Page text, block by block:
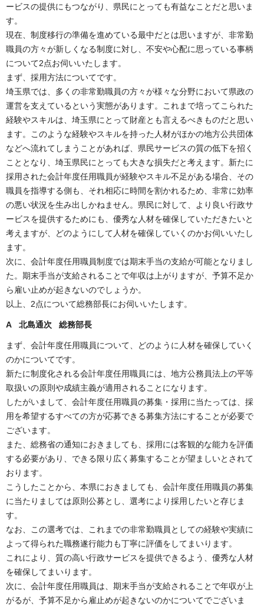
ービスの提供にもつながり、県民にとっても有益なことだと思いま
す。
現在、制度移行の準備を進めている最中だとは思いますが、非常勤
職員の方々が新しくなる制度に対し、不安や心配に思っている事柄
について2点お伺いいたします。
まず、採用方法についてです。
埼玉県では、多くの非常勤職員の方々が様々な分野において県政の
運営を支えているという実態があります。これまで培ってこられた
経験やスキルは、埼玉県にとって財産とも言えるべきものだと思い
ます。このような経験やスキルを持った人材がほかの地方公共団体
などへ流れてしまうことがあれば、県民サービスの質の低下を招く
こととなり、埼玉県民にとっても大きな損失だと考えます。新たに
採用された会計年度任用職員が経験やスキル不足がある場合、その
職員を指導する側も、それ相応に時間を割かれるため、非常に効率
の悪い状況を生み出しかねません。県民に対して、より良い行政サ
ービスを提供するためにも、優秀な人材を確保していただきたいと
考えますが、どのようにして人材を確保していくのかお伺いいたし
ます。
次に、会計年度任用職員制度では期末手当の支給が可能となりまし
た。期末手当が支給されることで年収は上がりますが、予算不足か
ら雇い止めが起きないのでしょうか。
以上、2点について総務部長にお伺いいたします。
A 北島通次 総務部長
まず、会計年度任用職員について、どのように人材を確保していく
のかについてです。
新たに制度化される会計年度任用職員には、地方公務員法上の平等
取扱いの原則や成績主義が適用されることになります。
したがいまして、会計年度任用職員の募集・採用に当たっては、採
用を希望するすべての方が応募できる募集方法にすることが必要で
ございます。
また、総務省の通知におきましても、採用には客観的な能力を評価
する必要があり、できる限り広く募集することが望ましいとされて
おります。
こうしたことから、本県におきましても、会計年度任用職員の募集
に当たりましては原則公募とし、選考により採用したいと存じま
す。
なお、この選考では、これまでの非常勤職員としての経験や実績に
よって得られた職務遂行能力も丁寧に評価をしてまいります。
これにより、質の高い行政サービスを提供できるよう、優秀な人材
を確保してまいります。
次に、会計年度任用職員は、期末手当が支給されることで年収が上
がるが、予算不足から雇止めが起きないのかについてでございま